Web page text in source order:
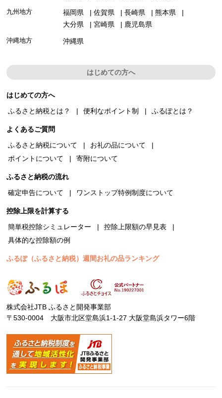
九州地方 福岡県 佐賀県 長崎県
熊本県
大分県
宮崎県 鹿児島県
沖縄地方 沖縄県
はじめての方へ
はじめての方へ
ふるさと納税とは？
便利なポイント制 ふるぽとは？
よくあるご質問
ふるさと納税について
お礼の品について
ポイントについて
寄附について
ふるさと納税の流れ
確定申告について
ワンストップ特例制度について
控除上限を計算する
簡単税控除シミュレーター
控除上限額の早見表
具体的な控除額の例
ふるぽ（ふるさと納税）週間お礼の品ランキング
株式会社JTB ふるさと開発事業部
〒530-0004 大阪市北区堂島浜1-1-27 大阪堂島浜タワー6階